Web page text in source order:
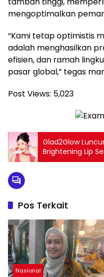
mengoptimalkan
“Kami tetap optimistis
adalah menghasilkan
efisien, dan ramah
pasar global,” tegas
Post Views: 5,023
Glad2Glow
Brightening Lip
Skincare dan
Pos Terkait
Nasional